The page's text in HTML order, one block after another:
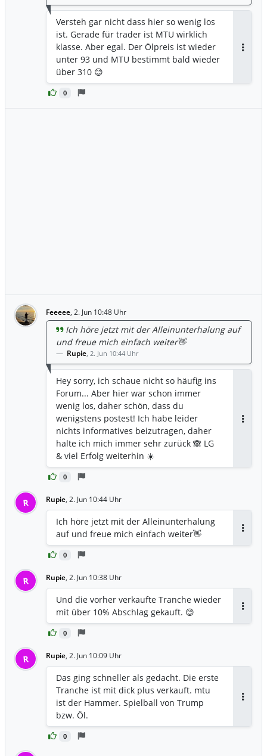
0
Versteh gar nicht dass hier so wenig los
ist. Gerade für trader ist MTU wirklich
klasse. Aber egal. Der Ölpreis ist wieder
unter 93 und MTU bestimmt bald wieder
über 310 😊
Feeeee, 2. Jun 10:48 Uhr
0
Ich höre jetzt mit der Alleinunterhalung auf
und freue mich einfach weiter👋
Rupie, 2. Jun 10:44 Uhr
Hey sorry, ich schaue nicht so häufig ins
Forum... Aber hier war schon immer
wenig los, daher schön, dass du
wenigstens postest! Ich habe leider
nichts informatives beizutragen, daher
halte ich mich immer sehr zurück 🙈 LG
& viel Erfolg weiterhin ☀️
R Rupie, 2. Jun 10:44 Uhr
0
Ich höre jetzt mit der Alleinunterhalung
auf und freue mich einfach weiter👋
R Rupie, 2. Jun 10:38 Uhr
0
Und die vorher verkaufte Tranche wieder
mit über 10% Abschlag gekauft. 😊
R Rupie, 2. Jun 10:09 Uhr
0
Das ging schneller als gedacht. Die erste
Tranche ist mit dick plus verkauft. mtu
ist der Hammer. Spielball von Trump
bzw. Öl.